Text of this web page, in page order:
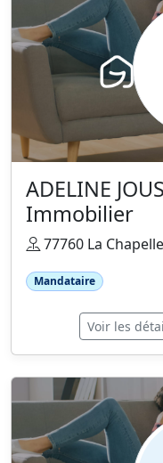
ADELINE
Immobilier
77760 La
Mandataire
Voir les